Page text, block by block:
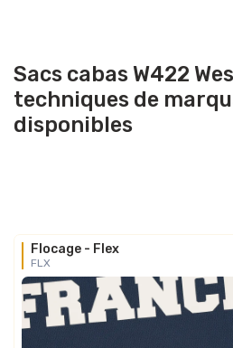
Sacs cabas W422
techniques de
disponibles
Flocage - Flex
FLX